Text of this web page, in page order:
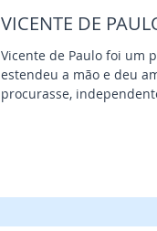
VICENTE DE
Vicente de Paulo foi um
estendeu a mão e deu
procurasse,